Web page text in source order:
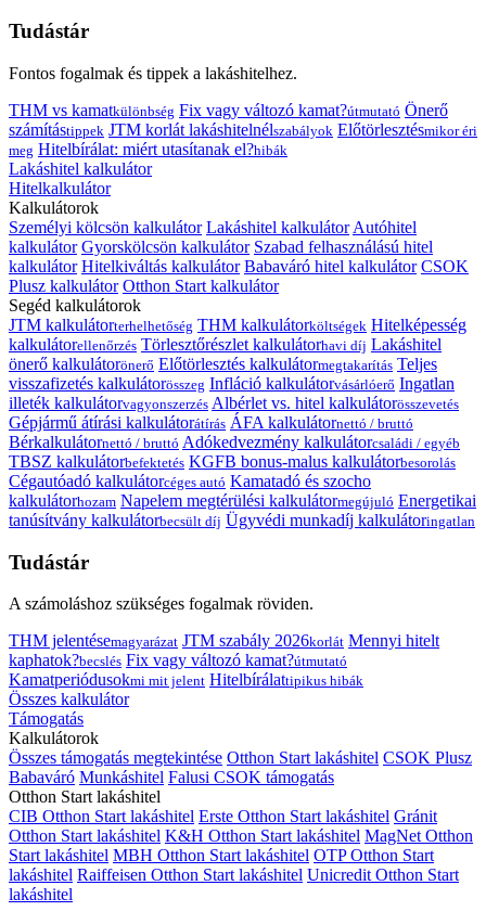
Tudástár
Fontos fogalmak és tippek a lakáshitelhez.
THM vs kamatkülönbség Fix vagy változó kamat?útmutató Önerő
számítástippek JTM korlát lakáshitelnélszabályok Előtörlesztésmikor éri
meg Hitelbírálat: miért utasítanak el?hibák
Lakáshitel kalkulátor
Hitelkalkulátor
Kalkulátorok
Személyi kölcsön kalkulátor Lakáshitel kalkulátor Autóhitel
kalkulátor Gyorskölcsön kalkulátor Szabad felhasználású hitel
kalkulátor Hitelkiváltás kalkulátor Babaváró hitel kalkulátor CSOK
Plusz kalkulátor Otthon Start kalkulátor
Segéd kalkulátorok
JTM kalkulátorterhelhetőség THM kalkulátorköltségek Hitelképesség
kalkulátorellenőrzés Törlesztőrészlet kalkulátorhavi díj Lakáshitel
önerő kalkulátorönerő Előtörlesztés kalkulátormegtakarítás Teljes
visszafizetés kalkulátorösszeg Infláció kalkulátorvásárlóerő Ingatlan
illeték kalkulátorvagyonszerzés Albérlet vs. hitel kalkulátorösszevetés
Gépjármű átírási kalkulátorátírás ÁFA kalkulátornettó / bruttó
Bérkalkulátornettó / bruttó Adókedvezmény kalkulátorcsaládi / egyéb
TBSZ kalkulátorbefektetés KGFB bonus-malus kalkulátorbesorolás
Cégautóadó kalkulátorcéges autó Kamatadó és szocho
kalkulátorhozam Napelem megtérülési kalkulátormegújuló Energetikai
tanúsítvány kalkulátorbecsült díj Ügyvédi munkadíj kalkulátoringatlan
Tudástár
A számoláshoz szükséges fogalmak röviden.
THM jelentésemagyarázat JTM szabály 2026korlát Mennyi hitelt
kaphatok?becslés Fix vagy változó kamat?útmutató
Kamatperiódusokmi mit jelent Hitelbírálattipikus hibák
Összes kalkulátor
Támogatás
Kalkulátorok
Összes támogatás megtekintése Otthon Start lakáshitel CSOK Plusz
Babaváró Munkáshitel Falusi CSOK támogatás
Otthon Start lakáshitel
CIB Otthon Start lakáshitel Erste Otthon Start lakáshitel Gránit
Otthon Start lakáshitel K&H Otthon Start lakáshitel MagNet Otthon
Start lakáshitel MBH Otthon Start lakáshitel OTP Otthon Start
lakáshitel Raiffeisen Otthon Start lakáshitel Unicredit Otthon Start
lakáshitel